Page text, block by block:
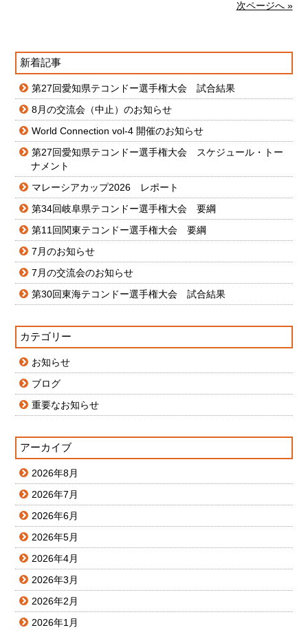
次ページへ »
新着記事
第27回愛知県テコンドー選手権大会 試合結果
8月の交流会（中止）のお知らせ
World Connection vol-4 開催のお知らせ
第27回愛知県テコンドー選手権大会 スケジュール・トー
ナメント
マレーシアカップ2026 レポート
第34回岐阜県テコンドー選手権大会 要綱
第11回関東テコンドー選手権大会 要綱
7月のお知らせ
7月の交流会のお知らせ
第30回東海テコンドー選手権大会 試合結果
カテゴリー
お知らせ
ブログ
重要なお知らせ
アーカイブ
2026年8月
2026年7月
2026年6月
2026年5月
2026年4月
2026年3月
2026年2月
2026年1月